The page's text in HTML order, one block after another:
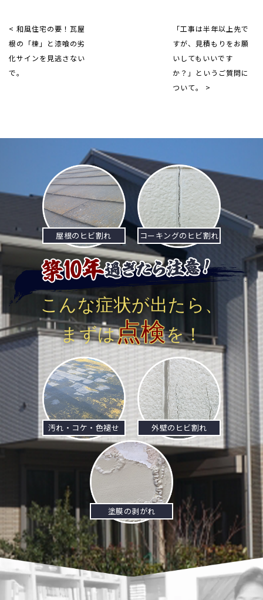
< 和風住宅の要！瓦屋
根の「棟」と漆喰の劣
化サインを見逃さない
で。
「工事は半年以上先で
すが、見積もりをお願
いしてもいいです
か？」というご質問に
ついて。 >
屋根のヒビ割れ コーキングのヒビ割れ
こんな症状が出たら、
まずは点検を！
汚れ・コケ・色褪せ 外壁のヒビ割れ
塗膜の剥がれ